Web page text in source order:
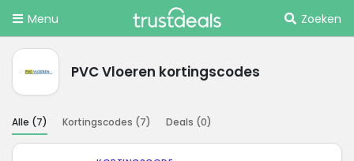
Menu Zoeken
PVC Vloeren kortingscodes
Alle (7) Kortingscodes (7) Deals (0)